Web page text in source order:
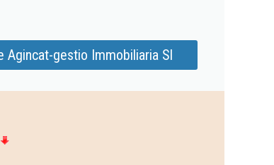
Agincat-gestio Immobiliaria Sl